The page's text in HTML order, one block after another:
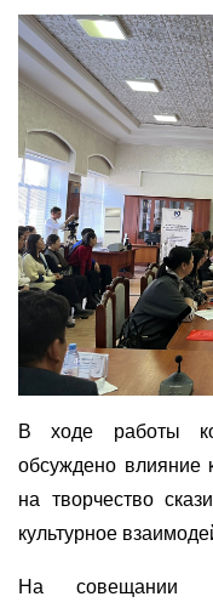
В ходе работы
обсуждено влияние
на творчество
культурное
На совещании